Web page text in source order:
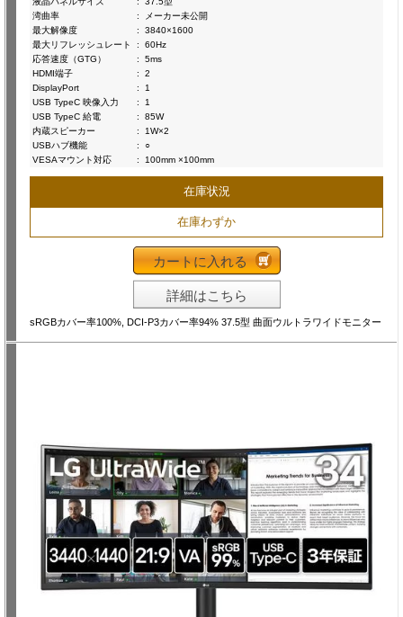
湾曲率
:
メーカー未公開
最大解像度
:
3840×1600
最大リフレッシュレート
:
60Hz
応答速度（GTG）
:
5ms
HDMI端子
:
2
DisplayPort
:
1
USB TypeC 映像入力
:
1
USB TypeC 給電
:
85W
内蔵スピーカー
:
1W×2
USBハブ機能
:
○
VESAマウント対応
: 100mm ×100mm
在庫状況
在庫わずか
カートに入れる
詳細はこちら
sRGBカバー率100%, DCI-P3カバー率94% 37.5型 曲面ウルトラワイドモニター